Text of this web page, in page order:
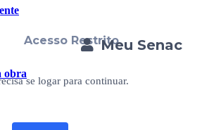
obra
Meu Senac
Acesso Restrito
se logar para continuar.